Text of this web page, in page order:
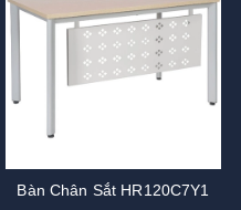
Bàn Chân Sắt HR120C7Y1